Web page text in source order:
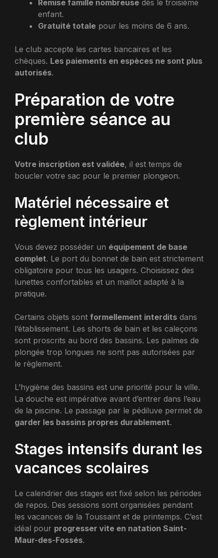
Remise famille nombreuse dès le troisième
enfant.
Gratuité totale pour les moins de 6 ans.
Le club accepte les cartes bancaires et les
chèques. Les paiements en espèces ne sont plus
autorisés.
Préparation de votre
première séance au
club
Votre inscription est validée, il est temps de
boucler votre sac pour le premier plongeon.
Matériel nécessaire et
règlement intérieur
Vous devez posséder un équipement de base
complet. Le port du bonnet de bain est strictement
obligatoire pour tous les usagers. Choisissez des
lunettes confortables et un maillot adapté à la
pratique.
Certains objets sont formellement interdits dans
l’établissement. Les shorts de bain et les caleçons
sont proscrits au bord des bassins. Les palmes de
plongée trop longues ne sont pas autorisées par
le règlement.
L’hygiène des bassins est une priorité pour la ville.
La douche est impérative avant d’entrer dans l’eau
de la piscine. Le passage par le pédiluve permet de
garder les bassins propres durablement.
Stages intensifs durant les
vacances scolaires
Le calendrier des stages est fixé selon les périodes
de repos. Des sessions sont organisées pendant
les vacances de la Toussaint et de printemps. C’est
idéal pour progresser vite en natation Saint-
Maur-des-Fossés.